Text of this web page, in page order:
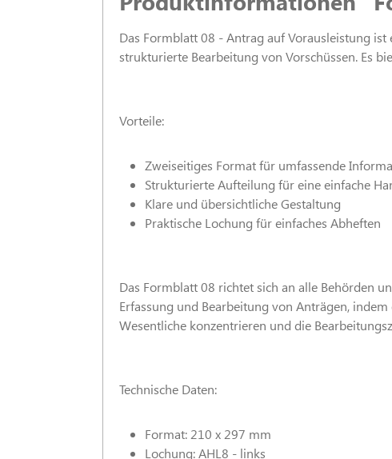
Das Formblatt 08 - Antrag auf Vorausleistung
strukturierte Bearbeitung von Vorschüssen. Es
Vorteile:
Zweiseitiges Format für umfassende
Strukturierte Aufteilung für eine einfache
Klare und übersichtliche Gestaltung
Praktische Lochung für einfaches Abheften
Das Formblatt 08 richtet sich an alle Behörden
Erfassung und Bearbeitung von Anträgen,
Wesentliche konzentrieren und die
Technische Daten:
Format: 210 x 297 mm
Lochung: AHL8 - links